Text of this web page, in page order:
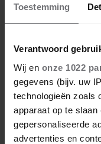
Toestemming
Verantwoord
Wij en onze 1022
gegevens (bijv. uw
technologieën zoals
apparaat op te
gepersonaliseerde
advertenties en
1 augustus
DIT IS DE
FAMILIE